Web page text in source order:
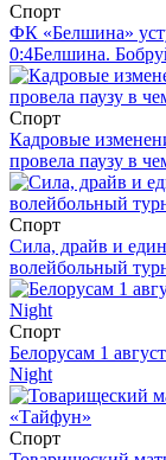
Спорт
ФК «Белшина»
0:4Белшина.
Спорт
Кадровые
провела паузу в
Спорт
Сила, драйв и
волейбольный
Спорт
Белорусам 1
Night
Спорт